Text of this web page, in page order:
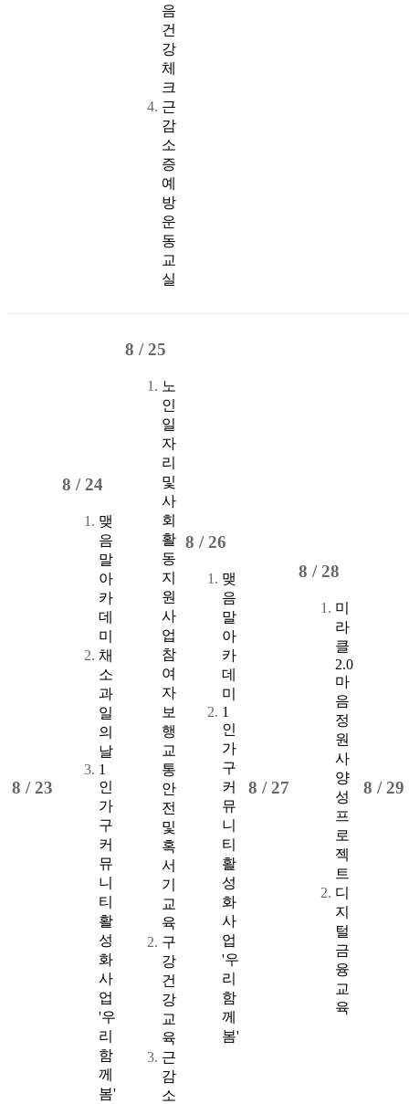
음
건
강
체
크
근
감
소
증
예
방
운
동
교
실
8 /23
8 /24
맺
음
말
아
카
데
미
채
소
과
일
의
날
1
인
가
구
커
뮤
니
티
활
성
화
사
업
'우
리
함
께
봄'
8 /25
노
인
일
자
리
및
사
회
활
동
지
원
사
업
참
여
자
보
행
교
통
안
전
및
혹
서
기
교
육
구
강
건
강
교
육
근
감
소
8 /26
맺
음
말
아
카
데
미
1
인
가
구
커
뮤
니
티
활
성
화
사
업
'우
리
함
께
봄'
8 /27
8 /28
미
라
클
2.0
마
음
정
원
사
양
성
프
로
젝
트
디
지
털
금
융
교
육
8 /29